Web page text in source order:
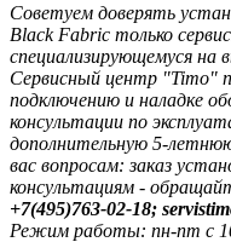
Советуем доверять
Black Fabric только
специализирующемуся на
Сервисный центр "Timo"
подключению и наладке
консультации по
дополнительную 5-
вас вопросам: заказ
консультациям -
+7(495)763-02-18;
Режим работы: пн-пт с